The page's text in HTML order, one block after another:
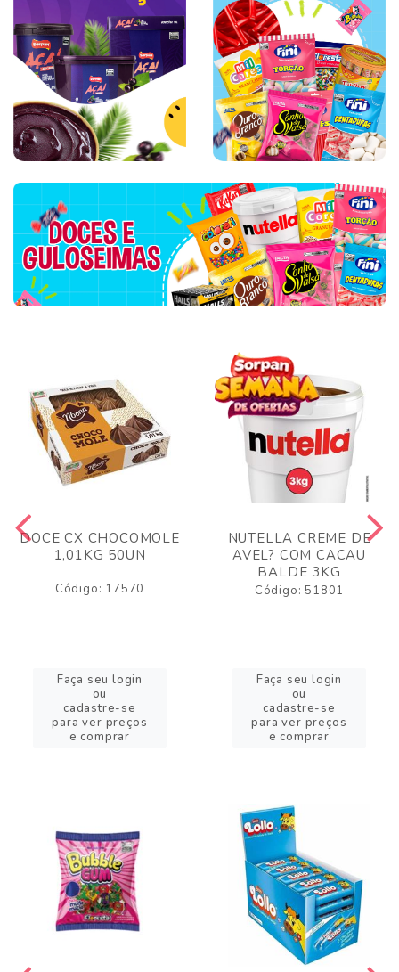
DOCE CX CHOCOMOLE
1,01KG 50UN
Código: 17570
Faça seu login
ou
cadastre-se
para ver preços
e comprar
NUTELLA CREME DE
AVEL? COM CACAU
BALDE 3KG
Código: 51801
Faça seu login
ou
cadastre-se
para ver preços
e comprar